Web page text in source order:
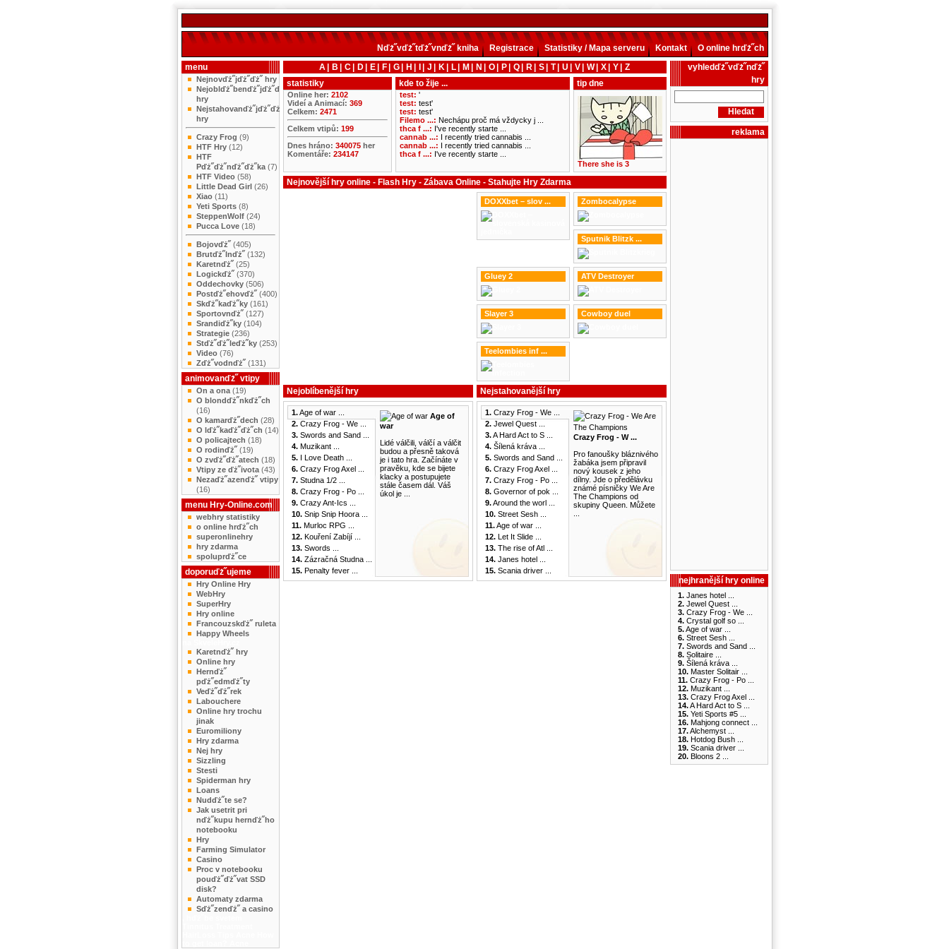
Nďż˝vďż˝tďż˝vnďż˝ kniha Registrace Statistiky / Mapa serveru Kontakt
O online hrďż˝ch
menu
Nejnovďż˝jďż˝ďż˝ hry
Nejoblďż˝benďż˝jďż˝ďż˝
hry
Nejstahovanďż˝jďż˝ďż˝
hry
Crazy Frog (9)
HTF Hry (12)
HTF
Pďż˝ďż˝nďż˝ďż˝ka (7)
HTF Video (58)
Little Dead Girl (26)
Xiao (11)
Yeti Sports (8)
SteppenWolf (24)
Pucca Love (18)
Bojovďż˝ (405)
Brutďż˝lnďż˝ (132)
Karetnďż˝ (25)
Logickďż˝ (370)
Oddechovky (506)
Postďż˝ehovďż˝ (400)
Skďż˝kaďż˝ky (161)
Sportovnďż˝ (127)
Srandiďż˝ky (104)
Strategie (236)
Stďż˝ďż˝leďż˝ky (253)
Video (76)
Zďż˝vodnďż˝ (131)
animovanďż˝ vtipy
On a ona (19)
O blondďż˝nkďż˝ch
(16)
O kamarďż˝dech (28)
O lďż˝kaďż˝ďż˝ch (14)
O policajtech (18)
O rodinďż˝ (19)
O zvďż˝ďż˝atech (18)
Vtipy ze ďż˝ivota (43)
Nezaďż˝azenďż˝ vtipy
(16)
menu Hry-Online.com
webhry statistiky
o online hrďż˝ch
superonlinehry
hry zdarma
spoluprďż˝ce
doporuďż˝ujeme
Hry Online Hry
WebHry
SuperHry
Hry online
Francouzskďż˝ ruleta
Happy Wheels
Karetnďż˝ hry
Online hry
Hernďż˝
pďż˝edmďż˝ty
Veďż˝ďż˝rek
Labouchere
Online hry trochu
jinak
Euromiliony
Hry zdarma
Nej hry
Sizzling
Stesti
Spiderman hry
Loans
Nudďż˝te se?
Jak usetrit pri
nďż˝kupu hernďż˝ho
notebooku
Hry
Farming Simulator
Casino
Proc v notebooku
pouďż˝ďż˝vat SSD
disk?
Automaty zdarma
Sďż˝zenďż˝ a casino
A B C D E F G H J K L M N O P Q R S T U V W X Y
Z
statistiky
Online her: 2102
Videí a Animací: 369
Celkem: 2471
Celkem vtipů: 199
Dnes hráno: 340075her
Komentáře: 234147
kde to žije ...
test: '
test: test'
test: test'
Filemo ...: Nechápu proč má vždycky j ...
thca f ...: I've recently starte ...
cannab ...: I recently tried cannabis ...
cannab ...: I recently tried cannabis ...
thca f ...: I've recently starte ...
tip dne
There she is 3
Nejnovější hry online - Flash Hry - Zábava Online - Stahujte Hry Zdarma
DOXXbet – slov ... Zombocalypse
Sputnik Blitzk ...
Gluey 2 ATV Destroyer
Slayer 3 Cowboy duel
Teelombies inf ...
Nejoblíbenější hry
1.Age of war ...
2.Crazy Frog - We ...
3.Swords and Sand ...
4.Muzikant ...
5.I Love Death ...
6.Crazy Frog Axel ...
7.Studna 1/2 ...
8.Crazy Frog - Po ...
9.Crazy Ant-Ics ...
10.Snip Snip Hoora ...
11.Murloc RPG ...
12.Kouření Zabíjí ...
13.Swords ...
14.Zázračná Studna ...
15.Penalty fever ...
Age of
war
Lidé válčili, válčí a válčit
budou a přesně taková
je i tato hra. Začínáte v
pravěku, kde se bijete
klacky a postupujete
stále časem dál. Váš
úkol je ...
Nejstahovanější hry
1.Crazy Frog - We ...
2.Jewel Quest ...
3.A Hard Act to S ...
4.Šílená kráva ...
5.Swords and Sand ...
6.Crazy Frog Axel ...
7.Crazy Frog - Po ...
8.Governor of pok ...
9.Around the worl ...
10.Street Sesh ...
11.Age of war ...
12.Let It Slide ...
13.The rise of Atl ...
14.Janes hotel ...
15.Scania driver ...
Crazy Frog - W ...
Pro fanoušky bláznivého
žabáka jsem připravil
nový kousek z jeho
dílny. Jde o předělávku
známé písničky We Are
The Champions od
skupiny Queen. Můžete
vyhledďż˝vďż˝nďż˝
hry
reklama
nejhranější hry online
1.Janes hotel ...
2.Jewel Quest ...
3.Crazy Frog - We ...
4.Crystal golf so ...
5.Age of war ...
6.Street Sesh ...
7.Swords and Sand ...
8.Solitaire ...
9.Šílená kráva ...
10.Master Solitair ...
11.Crazy Frog - Po ...
12.Muzikant ...
13.Crazy Frog Axel ...
14.A Hard Act to S ...
15.Yeti Sports #5 ...
16.Mahjong connect ...
17.Alchemyst ...
18.Hotdog Bush ...
19.Scania driver ...
20.Bloons 2 ...